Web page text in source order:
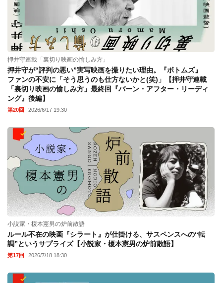
押井守連載「裏切り映画の愉しみ方」
押井守が“評判の悪い”実写映画を撮りたい理由。『ボトムズ』
ファンの不安に「そう思うのも仕方ないかと(笑)」【押井守連載
「裏切り映画の愉しみ方」最終回『バーン・アフター・リーディ
ング』後編】
第20回 2026/6/17 19:30
小説家・榎本憲男の炉前散語
ルール不在の映画『シラート』が仕掛ける、サスペンスへの“転
調”というサプライズ【小説家・榎本憲男の炉前散語】
第17回 2026/7/18 18:30